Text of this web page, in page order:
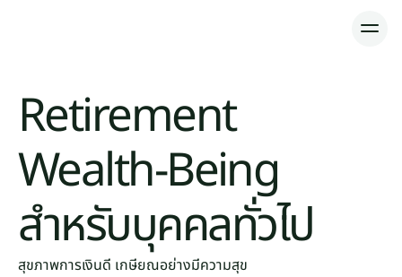
หลักสูตร
ห้องเรียนออนไลน์
Retirement
Wealth-Being
สำหรับบุคคลทั่วไป
สุขภาพการเงินดี เกษียณอย่างมีความสุข